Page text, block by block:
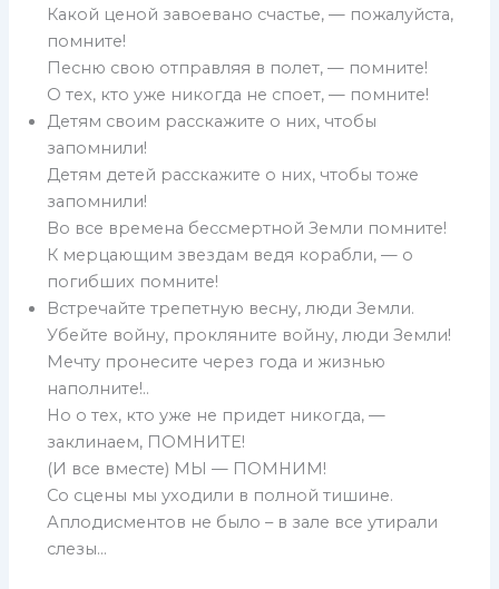
Какой ценой завоевано счастье, — пожалуйста,
помните!
Песню свою отправляя в полет, — помните!
О тех, кто уже никогда не споет, — помните!
Детям своим расскажите о них, чтобы
запомнили!
Детям детей расскажите о них, чтобы тоже
запомнили!
Во все времена бессмертной Земли помните!
К мерцающим звездам ведя корабли, — о
погибших помните!
Встречайте трепетную весну, люди Земли.
Убейте войну, прокляните войну, люди Земли!
Мечту пронесите через года и жизнью
наполните!..
Но о тех, кто уже не придет никогда, —
заклинаем, ПОМНИТЕ!
(И все вместе) МЫ — ПОМНИМ!
Со сцены мы уходили в полной тишине.
Аплодисментов не было – в зале все утирали
слезы…